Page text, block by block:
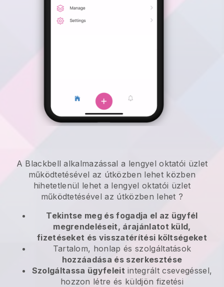
A Blackbell alkalmazással a lengyel oktatói üzlet
működtetésével az útközben lehet közben
hihetetlenül lehet a lengyel oktatói üzlet
működtetésével az útközben lehet ?
Tekintse meg és fogadja el az ügyfél
megrendeléseit, árajánlatot küld,
fizetéseket és visszatérítési költségeket
Tartalom, honlap és szolgáltatások
hozzáadása és szerkesztése
Szolgáltassa ügyfeleit integrált csevegéssel,
hozzon létre és küldjön fizetési